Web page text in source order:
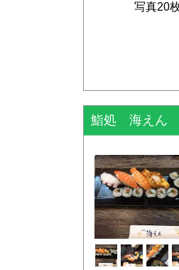
写真20
鮨処 海えん